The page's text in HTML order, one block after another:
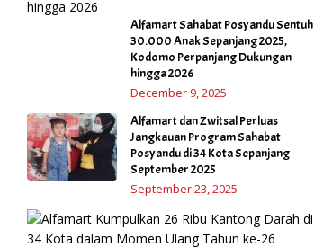
Alfamart Sahabat Posyandu Sentuh
30.000 Anak Sepanjang 2025,
Kodomo Perpanjang Dukungan
hingga 2026
December 9, 2025
Alfamart dan Zwitsal Perluas
Jangkauan Program Sahabat
Posyandu di 34 Kota Sepanjang
September 2025
September 23, 2025